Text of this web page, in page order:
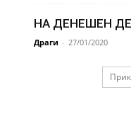
НА ДЕНЕШЕН
Драги - 27/01/2020